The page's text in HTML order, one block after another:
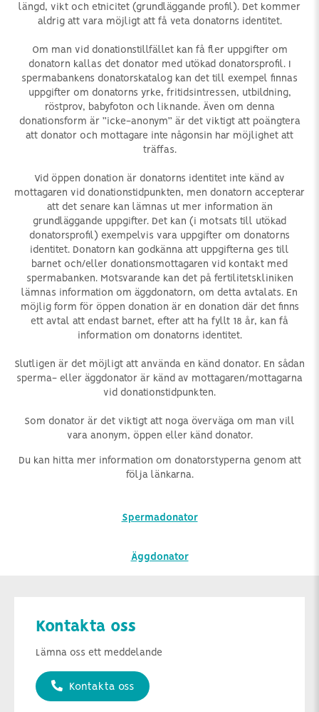
längd, vikt och etnicitet (grundläggande profil). Det kommer
aldrig att vara möjligt att få veta donatorns identitet.
Om man vid donationstillfället kan få fler uppgifter om
donatorn kallas det donator med utökad donatorsprofil. I
spermabankens donatorskatalog kan det till exempel finnas
uppgifter om donatorns yrke, fritidsintressen, utbildning,
röstprov, babyfoton och liknande. Även om denna
donationsform är ”icke-anonym” är det viktigt att poängtera
att donator och mottagare inte någonsin har möjlighet att
träffas.
Vid öppen donation är donatorns identitet inte känd av
mottagaren vid donationstidpunkten, men donatorn accepterar
att det senare kan lämnas ut mer information än
grundläggande uppgifter. Det kan (i motsats till utökad
donatorsprofil) exempelvis vara uppgifter om donatorns
identitet. Donatorn kan godkänna att uppgifterna ges till
barnet och/eller donationsmottagaren vid kontakt med
spermabanken. Motsvarande kan det på fertilitetskliniken
lämnas information om äggdonatorn, om detta avtalats. En
möjlig form för öppen donation är en donation där det finns
ett avtal att endast barnet, efter att ha fyllt 18 år, kan få
information om donatorns identitet.
Slutligen är det möjligt att använda en känd donator. En sådan
sperma- eller äggdonator är känd av mottagaren/mottagarna
vid donationstidpunkten.
Som donator är det viktigt att noga överväga om man vill
vara anonym, öppen eller känd donator.
Du kan hitta mer information om donatorstyperna genom att
följa länkarna.
Spermadonator
Äggdonator
Kontakta oss
Lämna oss ett meddelande
Kontakta oss